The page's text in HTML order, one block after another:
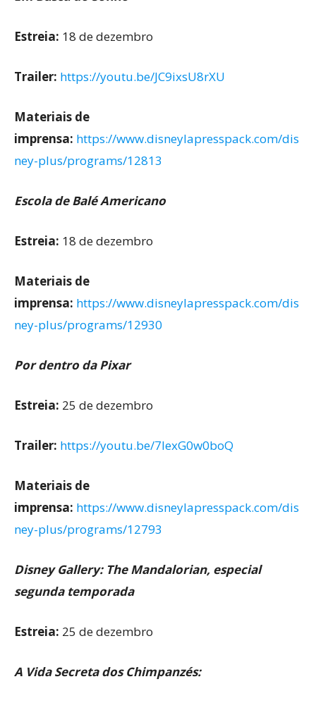
Estreia: 18 de dezembro
Trailer: https://youtu.be/JC9ixsU8rXU
Materiais de
imprensa: https://www.disneylapresspack.com/dis
ney-plus/programs/12813
Escola de Balé Americano
Estreia: 18 de dezembro
Materiais de
imprensa: https://www.disneylapresspack.com/dis
ney-plus/programs/12930
Por dentro da Pixar
Estreia: 25 de dezembro
Trailer: https://youtu.be/7lexG0w0boQ
Materiais de
imprensa: https://www.disneylapresspack.com/dis
ney-plus/programs/12793
Disney Gallery: The Mandalorian, especial
segunda temporada
Estreia: 25 de dezembro
A Vida Secreta dos Chimpanzés: